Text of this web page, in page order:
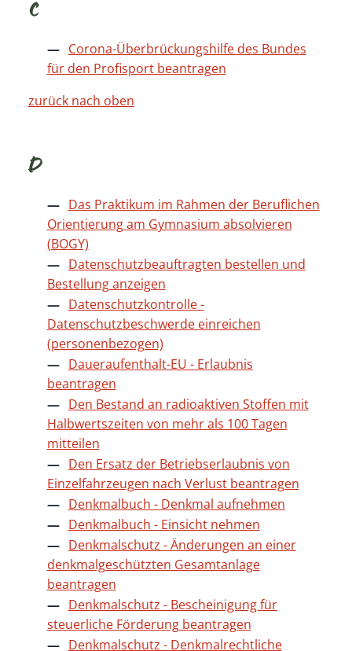
C
Corona-Überbrückungshilfe des Bundes
für den Profisport beantragen
zurück nach oben
D
Das Praktikum im Rahmen der Beruflichen
Orientierung am Gymnasium absolvieren
(BOGY)
Datenschutzbeauftragten bestellen und
Bestellung anzeigen
Datenschutzkontrolle -
Datenschutzbeschwerde einreichen
(personenbezogen)
Daueraufenthalt-EU - Erlaubnis
beantragen
Den Bestand an radioaktiven Stoffen mit
Halbwertszeiten von mehr als 100 Tagen
mitteilen
Den Ersatz der Betriebserlaubnis von
Einzelfahrzeugen nach Verlust beantragen
Denkmalbuch - Denkmal aufnehmen
Denkmalbuch - Einsicht nehmen
Denkmalschutz - Änderungen an einer
denkmalgeschützten Gesamtanlage
beantragen
Denkmalschutz - Bescheinigung für
steuerliche Förderung beantragen
Denkmalschutz - Denkmalrechtliche